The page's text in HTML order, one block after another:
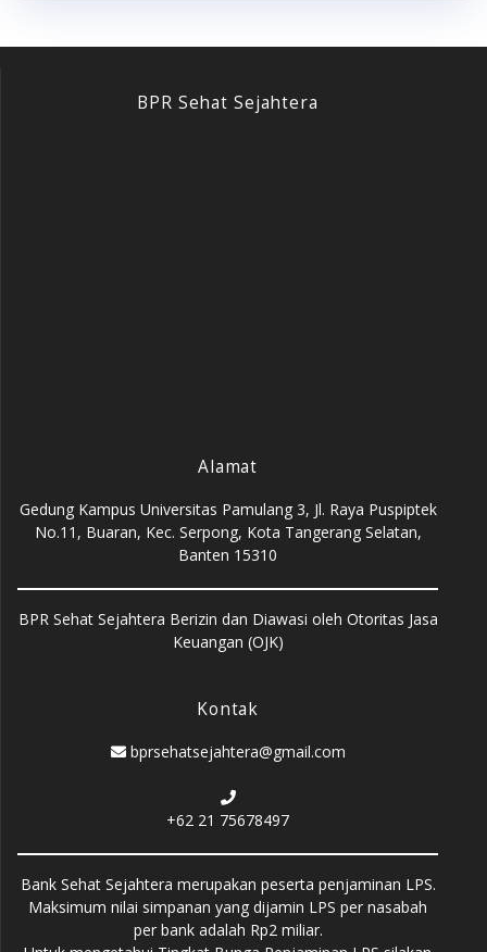
BPR Sehat Sejahtera
Alamat
Gedung Kampus Universitas Pamulang 3, Jl. Raya Puspiptek
No.11, Buaran, Kec. Serpong, Kota Tangerang Selatan,
Banten 15310
BPR Sehat Sejahtera Berizin dan Diawasi oleh Otoritas Jasa
Keuangan (OJK)
Kontak
bprsehatsejahtera@gmail.com
+62 21 75678497
Bank Sehat Sejahtera merupakan peserta penjaminan LPS.
Maksimum nilai simpanan yang dijamin LPS per nasabah
per bank adalah Rp2 miliar.